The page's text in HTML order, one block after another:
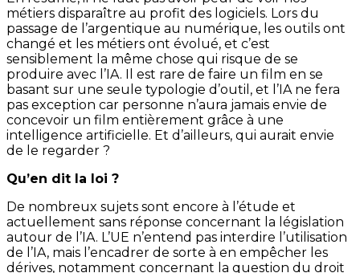
métiers disparaître au profit des logiciels. Lors du
passage de l’argentique au numérique, les outils ont
changé et les métiers ont évolué, et c’est
sensiblement la même chose qui risque de se
produire avec l’IA. Il est rare de faire un film en se
basant sur une seule typologie d’outil, et l’IA ne fera
pas exception car personne n’aura jamais envie de
concevoir un film entièrement grâce à une
intelligence artificielle. Et d’ailleurs, qui aurait envie
de le regarder ?
Qu’en dit la loi ?
De nombreux sujets sont encore à l’étude et
actuellement sans réponse concernant la législation
autour de l’IA. L’UE n’entend pas interdire l’utilisation
de l’IA, mais l’encadrer de sorte à en empêcher les
dérives, notamment concernant la question du droit